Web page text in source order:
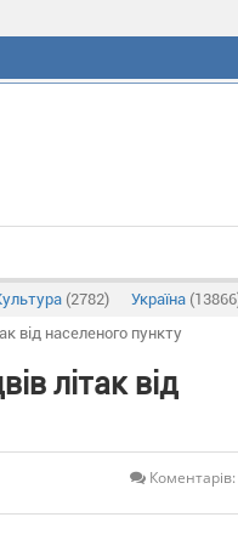
(2782) Україна
від населеного пункту
літак від